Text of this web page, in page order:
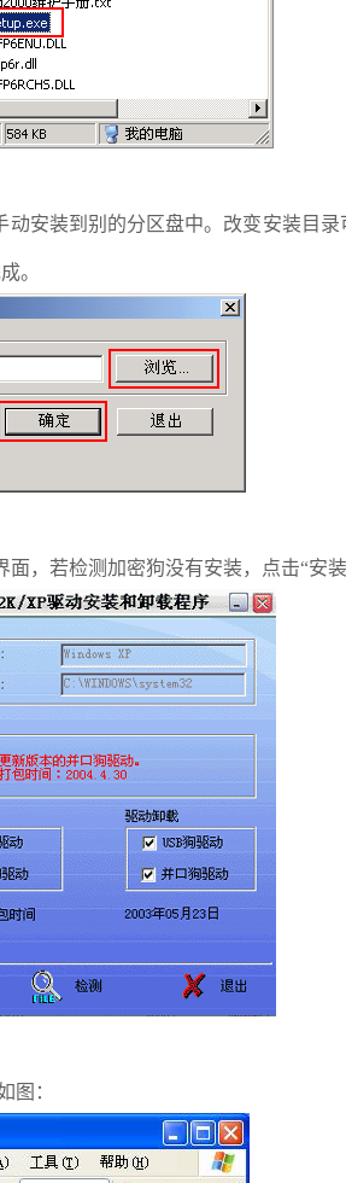
动安装到别的分区盘中。改变安装目
。
，若检测加密狗没有安装，点击“安装
图：